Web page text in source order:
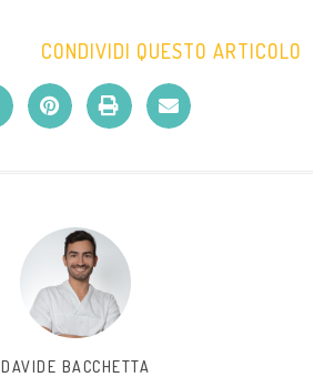
CONDIVIDI QUESTO ARTICOLO
DAVIDE BACCHETTA